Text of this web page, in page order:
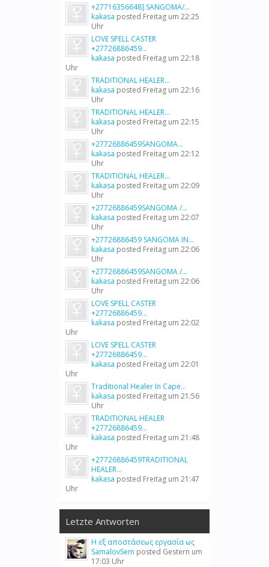
+27716356648].SANGOMA/...
kakasa posted Freitag um 22:25
Uhr
LOVE SPELL CASTER
+27726886459...
kakasa posted Freitag um 22:18
Uhr
TRADITIONAL HEALER...
kakasa posted Freitag um 22:16
Uhr
TRADITIONAL HEALER...
kakasa posted Freitag um 22:15
Uhr
+27726886459SANGOMA...
kakasa posted Freitag um 22:12
Uhr
TRADITIONAL HEALER...
kakasa posted Freitag um 22:09
Uhr
+27726886459SANGOMA /...
kakasa posted Freitag um 22:07
Uhr
+27726886459 SANGOMA IN...
kakasa posted Freitag um 22:06
Uhr
+27726886459SANGOMA /...
kakasa posted Freitag um 22:06
Uhr
LOVE SPELL CASTER
+27726886459...
kakasa posted Freitag um 22:02
Uhr
LOVE SPELL CASTER
+27726886459...
kakasa posted Freitag um 22:01
Uhr
Traditional Healer In Cape...
kakasa posted Freitag um 21:56
Uhr
TRADITIONAL HEALER
+27726886459...
kakasa posted Freitag um 21:48
Uhr
+27726886459TRADITIONAL
HEALER...
kakasa posted Freitag um 21:47
Uhr
Letzte Antworten
Η εξ αποστάσεως εργασία ως
SamalovSem posted Gestern um
17:03 Uhr